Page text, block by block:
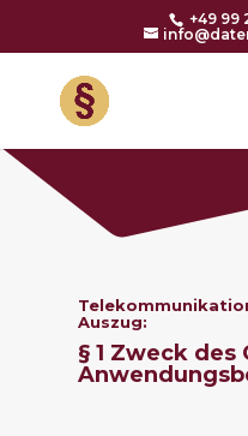
+49 99
Auszug:
§ 1 Zweck des